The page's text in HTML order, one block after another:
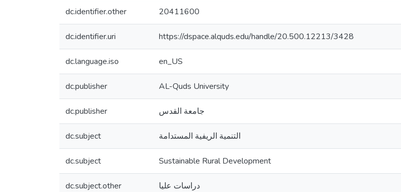
dc.identifier.other 20411600
dc.identifier.uri https://dspace.alquds.edu/handle/20.500.12213/3428
dc.language.iso en_US
dc.publisher AL-Quds University
dc.publisher جامعة القدس
dc.subject التنمية الريفية المستدامة
dc.subject Sustainable Rural Development
dc.subject.other دراسات عليا